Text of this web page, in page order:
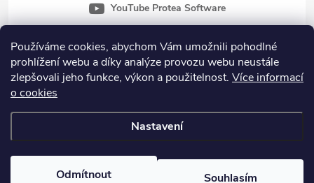
Používáme cookies, abychom Vám umožnili pohodlné
prohlížení webu a díky analýze provozu webu neustále
zlepšovali jeho funkce, výkon a použitelnost. Více informací
o cookies
Nastavení
Odmítnout Souhlasím
Důležité informace
Novinky
YouTube Protea Software
. Všechna práva vyhrazena.